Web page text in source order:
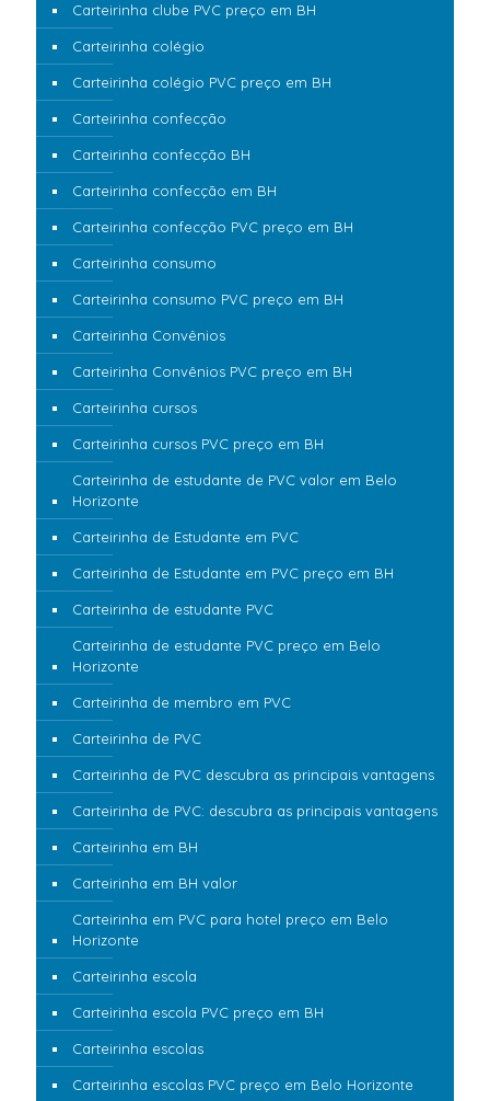
Carteirinha clube PVC preço em BH
Carteirinha colégio
Carteirinha colégio PVC preço em BH
Carteirinha confecção
Carteirinha confecção BH
Carteirinha confecção em BH
Carteirinha confecção PVC preço em BH
Carteirinha consumo
Carteirinha consumo PVC preço em BH
Carteirinha Convênios
Carteirinha Convênios PVC preço em BH
Carteirinha cursos
Carteirinha cursos PVC preço em BH
Carteirinha de estudante de PVC valor em Belo
Horizonte
Carteirinha de Estudante em PVC
Carteirinha de Estudante em PVC preço em BH
Carteirinha de estudante PVC
Carteirinha de estudante PVC preço em Belo
Horizonte
Carteirinha de membro em PVC
Carteirinha de PVC
Carteirinha de PVC descubra as principais vantagens
Carteirinha de PVC: descubra as principais vantagens
Carteirinha em BH
Carteirinha em BH valor
Carteirinha em PVC para hotel preço em Belo
Horizonte
Carteirinha escola
Carteirinha escola PVC preço em BH
Carteirinha escolas
Carteirinha escolas PVC preço em Belo Horizonte